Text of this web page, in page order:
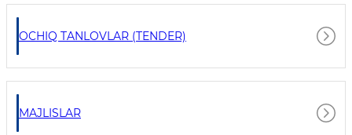
OCHIQ TANLOVLAR (TENDER)
MAJLISLAR